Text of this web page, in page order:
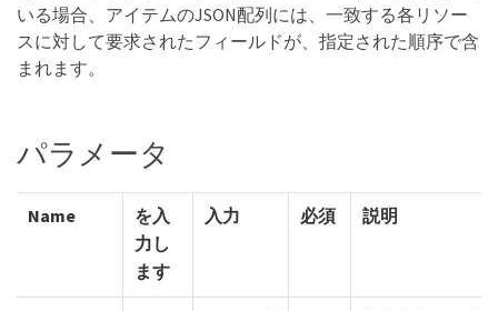
いる場合、アイテムのJSON配列には、一致する各リソー
スに対して要求されたフィールドが、指定された順序で含
まれます。
パラメータ
Name
を入
力し
ます
入力 必須 説明